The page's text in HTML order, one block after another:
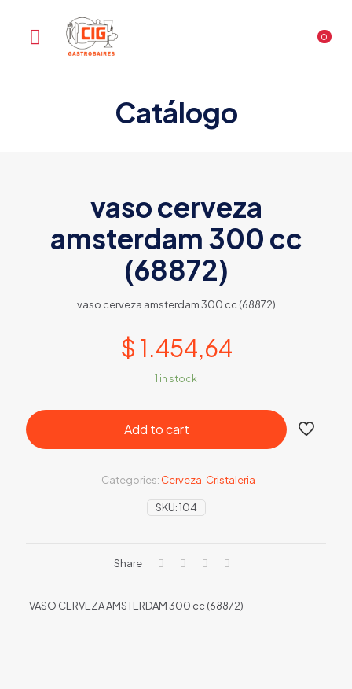
0
Catálogo
vaso cerveza
amsterdam 300 cc
(68872)
vaso cerveza amsterdam 300 cc (68872)
$ 1.454,64
1 in stock
Add to cart
SKU:104
Categories: Cerveza Cristaleria
Share
VASO CERVEZA AMSTERDAM 300 cc (68872)